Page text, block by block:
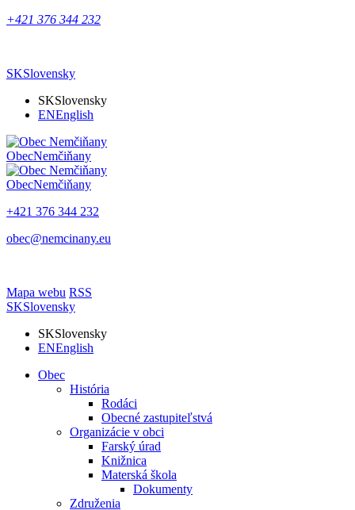
+421 376 344 232
SKSlovensky
SKSlovensky
ENEnglish
ObecNemčiňany
ObecNemčiňany
+421 376 344 232
obec@nemcinany.eu
Mapa webu RSS
SKSlovensky
SKSlovensky
ENEnglish
Obec
História
Rodáci
Obecné zastupiteľstvá
Organizácie v obci
Farský úrad
Knižnica
Materská škola
Dokumenty
Združenia